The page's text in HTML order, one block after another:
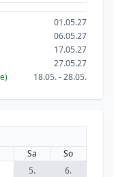
01.05.27
06.05.27
17.05.27
27.05.27
18.05. - 28.05.
Sa
So
5.
6.